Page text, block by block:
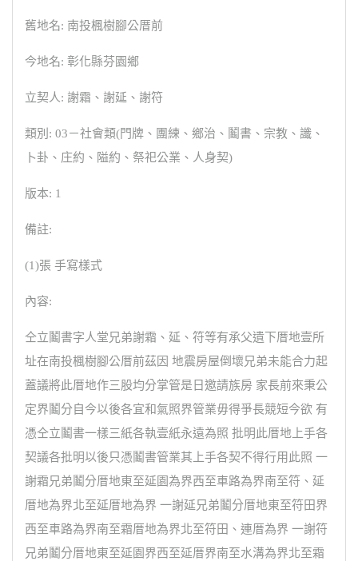
舊地名: 南投楓樹腳公厝前
今地名: 彰化縣芬園鄉
立契人: 謝霜、謝延、謝符
類別: 03－社會類(門牌、團練、鄉治、鬮書、宗教、讖、
卜卦、庄約、隘約、祭祀公業、人身契)
版本: 1
備註:
(1)張 手寫樣式
內容:
仝立鬮書字人堂兄弟謝霜、延、符等有承父遺下厝地壹所
址在南投楓樹腳公厝前茲因 地震房屋倒壞兄弟未能合力起
蓋議將此厝地作三股均分掌管是日邀請族房 家長前來秉公
定界鬮分自今以後各宜和氣照界管業毋得爭長競短今欲 有
憑仝立鬮書一樣三紙各執壹紙永遠為照 批明此厝地上手各
契議各批明以後只憑鬮書管業其上手各契不得行用此照 一
謝霜兄弟鬮分厝地東至延園為界西至車路為界南至符、延
厝地為界北至延厝地為界 一謝延兄弟鬮分厝地東至符田界
西至車路為界南至霜厝地為界北至符田、連厝為界 一謝符
兄弟鬮分厝地東至延園界西至延厝界南至水溝為界北至霜